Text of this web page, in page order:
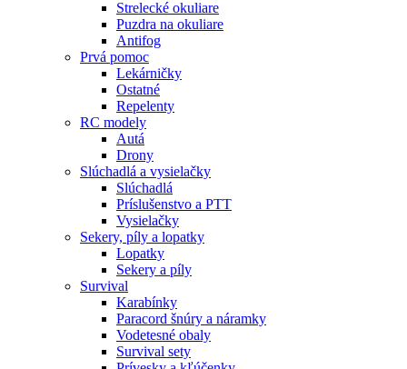
Strelecké okuliare
Puzdra na okuliare
Antifog
Prvá pomoc
Lekárničky
Ostatné
Repelenty
RC modely
Autá
Drony
Slúchadlá a vysielačky
Slúchadlá
Príslušenstvo a PTT
Vysielačky
Sekery, píly a lopatky
Lopatky
Sekery a píly
Survival
Karabínky
Paracord šnúry a náramky
Vodetesné obaly
Survival sety